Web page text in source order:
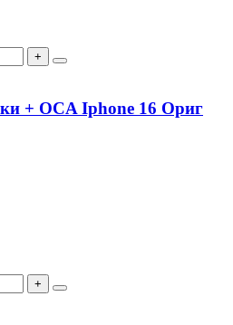
+
+ OCA Iphone 16 Ориг
+